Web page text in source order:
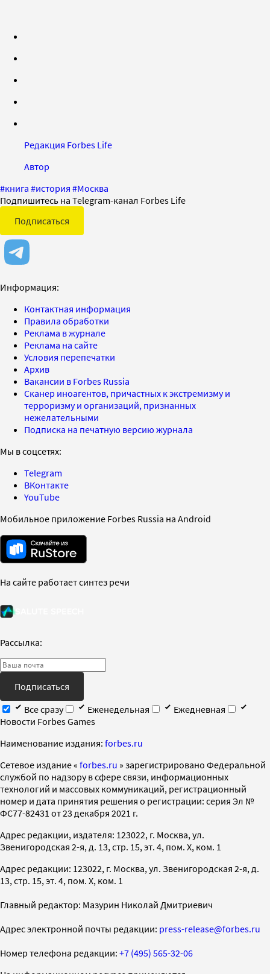
Редакция Forbes Life
Автор
#книга #история #Москва
Подпишитесь на Telegram-канал Forbes Life
Подписаться
Информация:
Контактная информация
Правила обработки
Реклама в журнале
Реклама на сайте
Условия перепечатки
Архив
Вакансии в Forbes Russia
Сканер иноагентов, причастных к экстремизму и
терроризму и организаций, признанных
нежелательными
Подписка на печатную версию журнала
Мы в соцсетях:
Telegram
ВКонтакте
YouTube
Мобильное приложение Forbes Russia на Android
На сайте работает синтез речи
Рассылка:
Подписаться
Все сразу
Еженедельная
Ежедневная
Новости Forbes Games
Наименование издания: forbes.ru
Cетевое издание « forbes.ru » зарегистрировано Федеральной
службой по надзору в сфере связи, информационных
технологий и массовых коммуникаций, регистрационный
номер и дата принятия решения о регистрации: серия Эл №
ФС77-82431 от 23 декабря 2021 г.
Адрес редакции, издателя: 123022, г. Москва, ул.
Звенигородская 2-я, д. 13, стр. 15, эт. 4, пом. X, ком. 1
Адрес редакции: 123022, г. Москва, ул. Звенигородская 2-я, д.
13, стр. 15, эт. 4, пом. X, ком. 1
Главный редактор: Мазурин Николай Дмитриевич
Адрес электронной почты редакции: press-release@forbes.ru
Номер телефона редакции: +7 (495) 565-32-06